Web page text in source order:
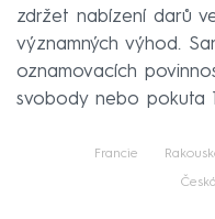
zdržet nabízení darů
významných výhod.
oznamovacích
svobody nebo pokuta
Francie